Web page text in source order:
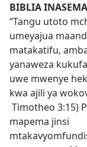
BIBLIA
“Tangu utoto
umeyajua
matakatifu,
yanaweza
uwe mwenye
kwa ajili ya
Timotheo 3:15)
mapema jinsi